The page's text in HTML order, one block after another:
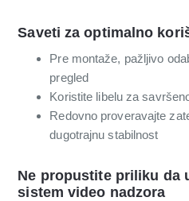
Saveti za optimalno
Pre montaže, pažljivo
pregled
Koristite libelu za
Redovno proveravajte
dugotrajnu stabilnost
Ne propustite priliku da
sistem video nadzora